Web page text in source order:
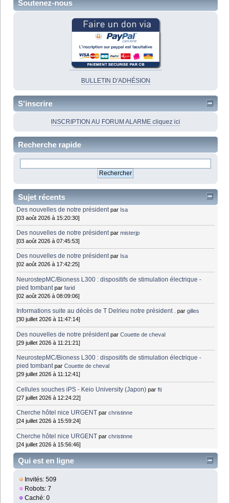
Soutenez-nous
BULLETIN D'ADHÉSION
S'inscrire
INSCRIPTION AU FORUM ALARME cliquez ici
Recherche rapide
Sujet récents
Des nouvelles de notre président par Isa
[03 août 2026 à 15:20:30]
Des nouvelles de notre président parmisterjp
[03 août 2026 à 07:45:53]
Des nouvelles de notre président par Isa
[02 août 2026 à 17:42:25]
NeurostepMC/Bioness L300 : dispositifs de stimulation électrique -
pied tombant parfarid
[02 août 2026 à 08:09:06]
Informations suite au décès de T Delrieu notre président . pargilles
[30 juillet 2026 à 11:47:14]
Des nouvelles de notre président parCouette de cheval
[29 juillet 2026 à 11:21:21]
NeurostepMC/Bioness L300 : dispositifs de stimulation électrique -
pied tombant parCouette de cheval
[29 juillet 2026 à 11:12:41]
Cellules souches iPS - Keio University (Japon) parfti
[27 juillet 2026 à 12:24:22]
Cherche hôtel nice URGENT parchristinne
[24 juillet 2026 à 15:59:24]
Cherche hôtel nice URGENT parchristinne
[24 juillet 2026 à 15:56:46]
Qui est en ligne
Invités: 509
Robots: 7
Caché: 0